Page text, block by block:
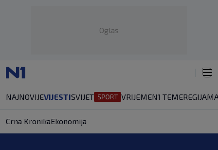
Oglas
NAJNOVIJEVIJESTISVIJET VRIJEMEN1 TEMEREGIJA
Crna KronikaEkonomija